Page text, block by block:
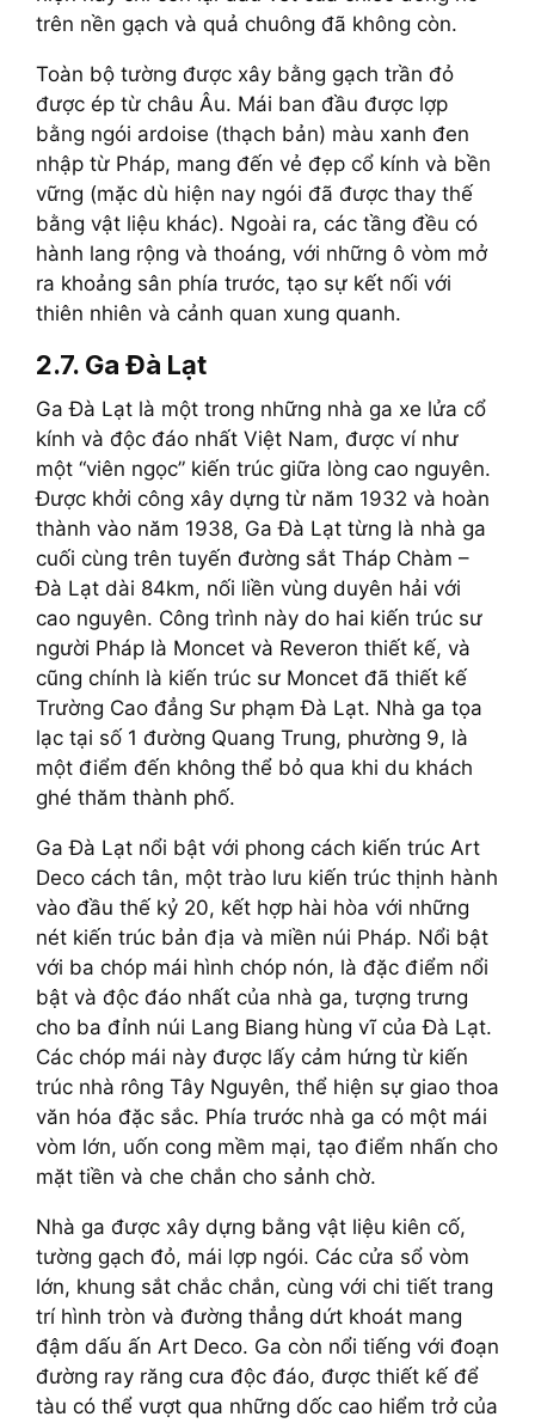
trên nền gạch và quả chuông đã không còn.
Toàn bộ tường được xây bằng gạch trần đỏ
được ép từ châu Âu. Mái ban đầu được lợp
bằng ngói ardoise (thạch bản) màu xanh đen
nhập từ Pháp, mang đến vẻ đẹp cổ kính và bền
vững (mặc dù hiện nay ngói đã được thay thế
bằng vật liệu khác). Ngoài ra, các tầng đều có
hành lang rộng và thoáng, với những ô vòm mở
ra khoảng sân phía trước, tạo sự kết nối với
thiên nhiên và cảnh quan xung quanh.
2.7. Ga Đà Lạt
Ga Đà Lạt là một trong những nhà ga xe lửa cổ
kính và độc đáo nhất Việt Nam, được ví như
một “viên ngọc” kiến trúc giữa lòng cao nguyên.
Được khởi công xây dựng từ năm 1932 và hoàn
thành vào năm 1938, Ga Đà Lạt từng là nhà ga
cuối cùng trên tuyến đường sắt Tháp Chàm –
Đà Lạt dài 84km, nối liền vùng duyên hải với
cao nguyên. Công trình này do hai kiến trúc sư
người Pháp là Moncet và Reveron thiết kế, và
cũng chính là kiến trúc sư Moncet đã thiết kế
Trường Cao đẳng Sư phạm Đà Lạt. Nhà ga tọa
lạc tại số 1 đường Quang Trung, phường 9, là
một điểm đến không thể bỏ qua khi du khách
ghé thăm thành phố.
Ga Đà Lạt nổi bật với phong cách kiến trúc Art
Deco cách tân, một trào lưu kiến trúc thịnh hành
vào đầu thế kỷ 20, kết hợp hài hòa với những
nét kiến trúc bản địa và miền núi Pháp. Nổi bật
với ba chóp mái hình chóp nón, là đặc điểm nổi
bật và độc đáo nhất của nhà ga, tượng trưng
cho ba đỉnh núi Lang Biang hùng vĩ của Đà Lạt.
Các chóp mái này được lấy cảm hứng từ kiến
trúc nhà rông Tây Nguyên, thể hiện sự giao thoa
văn hóa đặc sắc. Phía trước nhà ga có một mái
vòm lớn, uốn cong mềm mại, tạo điểm nhấn cho
mặt tiền và che chắn cho sảnh chờ.
Nhà ga được xây dựng bằng vật liệu kiên cố,
tường gạch đỏ, mái lợp ngói. Các cửa sổ vòm
lớn, khung sắt chắc chắn, cùng với chi tiết trang
trí hình tròn và đường thẳng dứt khoát mang
đậm dấu ấn Art Deco. Ga còn nổi tiếng với đoạn
đường ray răng cưa độc đáo, được thiết kế để
tàu có thể vượt qua những dốc cao hiểm trở của